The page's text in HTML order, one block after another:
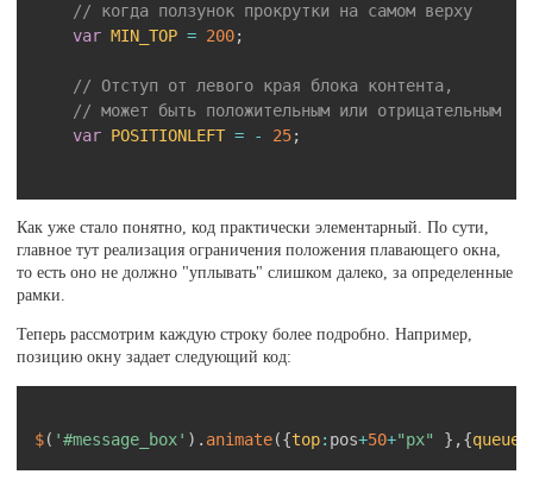
// когда ползунок прокрутки на самом верху
var MIN_TOP = 200;
// Отступ от левого края блока контента,
// может быть положительным или отрицательным
var POSITIONLEFT = - 25;
var width_minus = Math.floor( parseInt( $(
'#message_box' "left" $ '#mycontent'
$( '#message_box' ).css( "top", MIN_TOP +
$( '#message_box' ).show();
Как уже стало понятно, код практически элементарный. По сути,
главное тут реализация ограничения положения плавающего окна,
то есть оно не должно "уплывать" слишком далеко, за определенные
рамки.
Теперь рассмотрим каждую строку более подробно. Например,
позицию окну задает следующий код:
$( '#message_box' ) . animate({top: pos+50+"px" } ,{queue